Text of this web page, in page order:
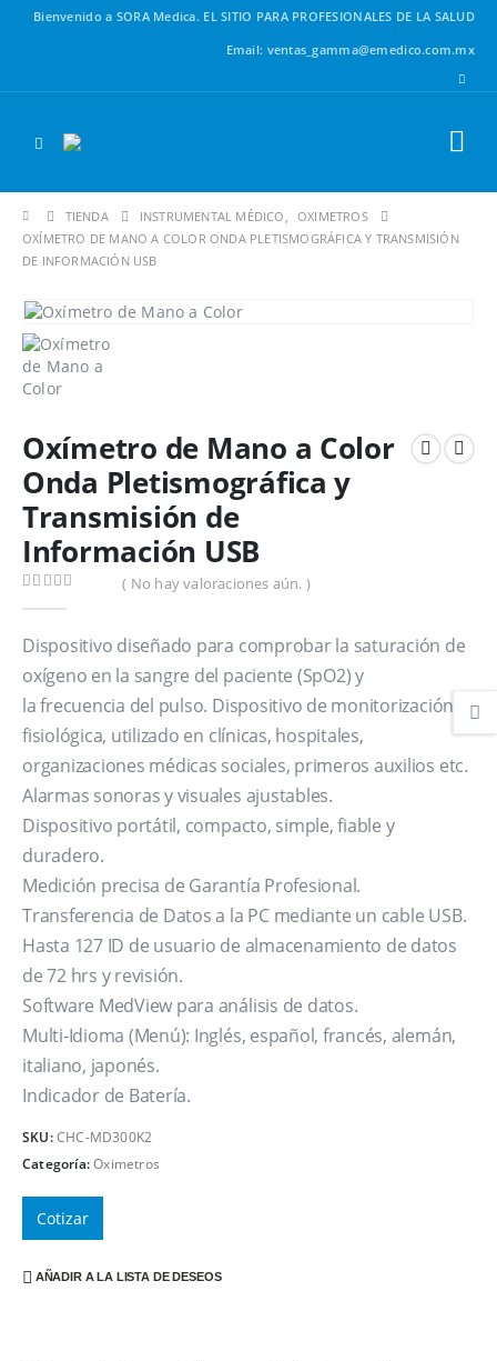
Bienvenido a SORA Medica. EL SITIO PARA PROFESIONALES DE LA SALUD
Email: ventas_gamma@emedico.com.mx
TIENDA INSTRUMENTAL MÉDICO ,
OXIMETROS
OXÍMETRO DE MANO A COLOR ONDA PLETISMOGRÁFICA Y TRANSMISIÓN
DE INFORMACIÓN USB
Oxímetro de Mano a Color
Onda Pletismográfica y
Transmisión de
Información USB
( No hay valoraciones aún. )
Dispositivo diseñado para comprobar la saturación de
oxígeno en la sangre del paciente (SpO2) y
la frecuencia del pulso. Dispositivo de monitorización
fisiológica, utilizado en clínicas, hospitales,
organizaciones médicas sociales, primeros auxilios etc.
Alarmas sonoras y visuales ajustables.
Dispositivo portátil, compacto, simple, fiable y
duradero.
Medición precisa de Garantía Profesional.
Transferencia de Datos a la PC mediante un cable USB.
Hasta 127 ID de usuario de almacenamiento de datos
de 72 hrs y revisión.
Software MedView para análisis de datos.
Multi-Idioma (Menú): Inglés, español, francés, alemán,
italiano, japonés.
Indicador de Batería.
SKU:CHC-MD300K2
Categoría:Oximetros
Cotizar
AÑADIR A LA LISTA DE DESEOS